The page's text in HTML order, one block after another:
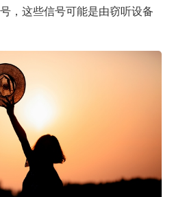
，这些信号可能是由窃听设备